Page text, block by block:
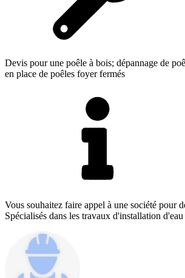
Devis pour une poêle à bois; dépannage de
en place de poêles foyer fermés
Vous souhaitez faire appel à une société pour
Spécialisés dans les travaux d'installation d'eau